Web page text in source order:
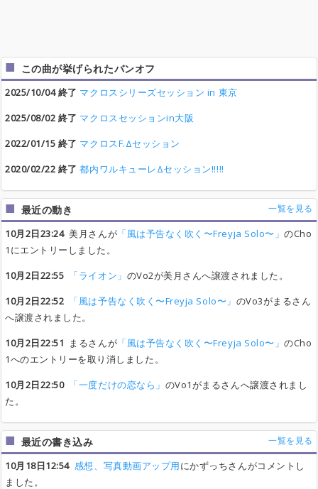
この曲が挙げられたバンオフ
2025/10/04 終了 マクロスシリーズセッション in 東京
2025/08/02 終了 マクロスセッションin大阪
2022/01/15 終了 マクロスF.Δセッション
2020/02/22 終了 都内ワルキューレΔセッション!!!!!
最近の動き 一覧を見る
10月2日23:24美月さんが 「風は予告なく吹く〜Freyja Solo〜」のCho
1にエントリーしました。
10月2日22:55
「ライオン」 のVo2が美月さんへ譲渡されました。
10月2日22:52
「風は予告なく吹く〜Freyja Solo〜」 のVo3がまるさん
へ譲渡されました。
10月2日22:51 まるさんが 「風は予告なく吹く〜Freyja Solo〜」のCho
1へのエントリーを取り消しました。
10月2日22:50
「一度だけの恋なら」 のVo1がまるさんへ譲渡されまし
た。
最近の書き込み 一覧を見る
10月18日12:54 感想、写真動画アップ用にかずっちさんがコメントし
ました。